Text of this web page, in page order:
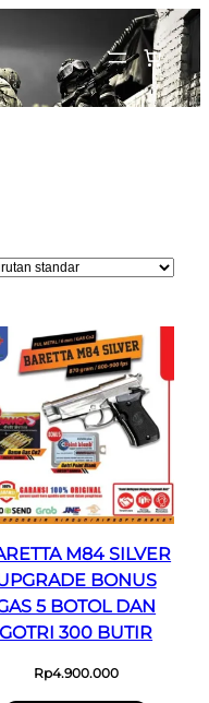
M84 SILVER
BONUS
5 BOTOL DAN
GOTRI 300 BUTIR
Rp4.900.000